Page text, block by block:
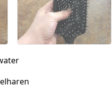
Plaats opmerking